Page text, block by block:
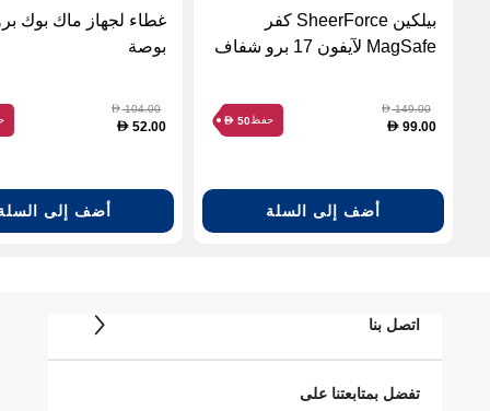
بيلكين SheerForce كفر
MagSafe لآيفون 17 برو شفاف
D149.00
D 99.00 حفظ D 50
أضف إلى السلة
بوصة
D104.00
D 52.00
أضف إلى
اتصل بنا
تفضل بمتابعتنا على